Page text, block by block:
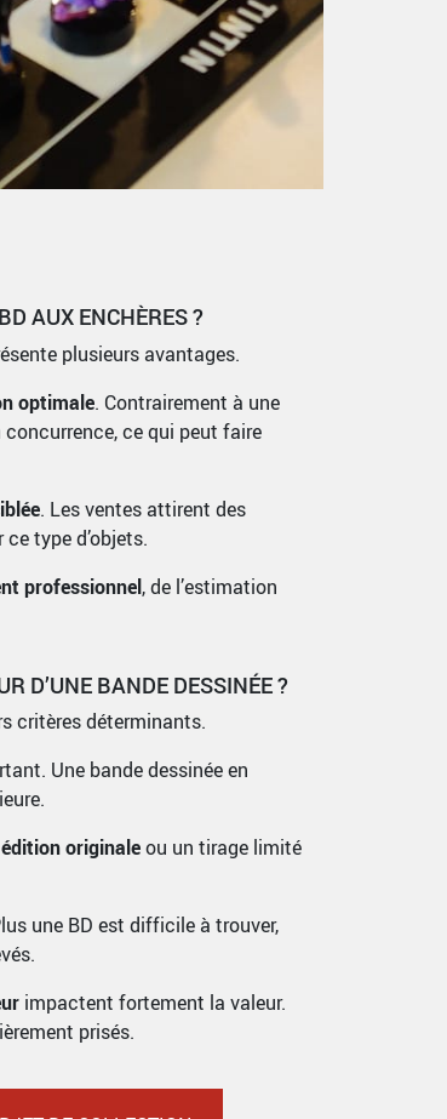
AUX ENCHÈRES ?
plusieurs avantages.
optimale. Contrairement à une
ce qui peut faire
. Les ventes attirent des
type d’objets.
professionnel, de l’estimation
D’UNE BANDE DESSINÉE ?
critères déterminants.
Une bande dessinée en
édition originaleou un tirage limité
une BD est difficile à trouver,
impactent fortement la valeur.
prisés.